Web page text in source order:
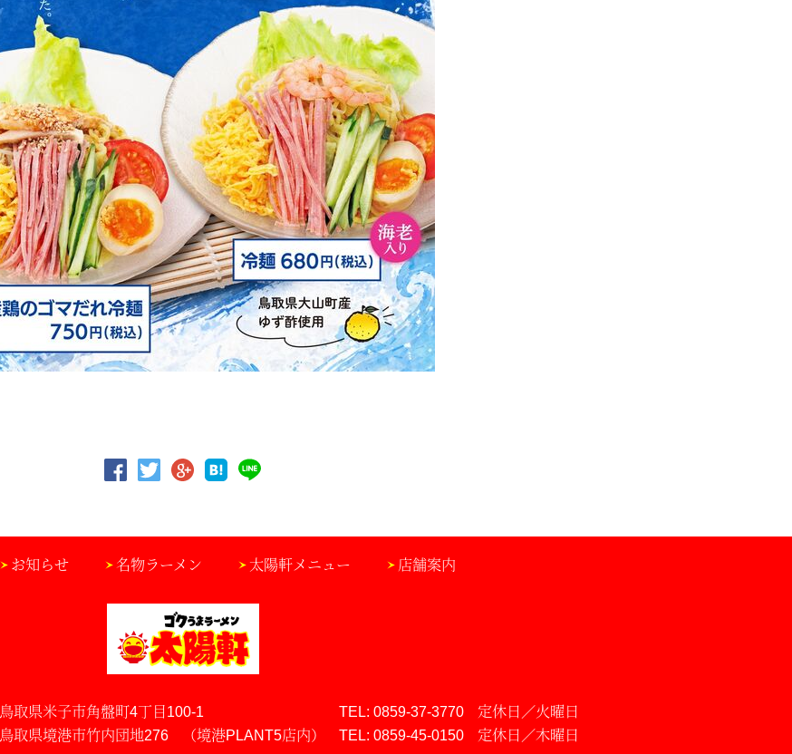
お知らせ 名物ラーメン 太陽軒メニュー 店舗案内
鳥取県米子市角盤町4丁目100-1 TEL: 0859-37-3770
定休日／火曜日
鳥取県境港市竹内団地276 （境港PLANT5店内） TEL: 0859-45-0150 定休日／木曜日